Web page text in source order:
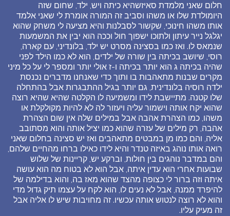
חלום שאני מלמדת סאיזשהיא כיתה ויש, ילד, שחום שזה
היומולדת שלו או משהו וסביב זה המורה אומרת לי שאני אלמד
אותו משהו חינוכי, שקשור לסבלנות והיא מציעה לי משחק שהוא
יגלגל נייר עיתון ולתוכו ישפוך חול וככה הוא יבין את המשמעות
שנמאס לו. ואז כמו בסצינה מסרט יש ילד, בלונדיני, עם קארה,
רוסי, שיושב בכיתה בין שורה של ילדים, הוא לא כמו הילד לפני
שהיה בכיתה ג הוא יותר בכיתה ו-ז אולי יותר ומספר לי על כל מיני
מקרים שבנות מתאהבות בו ותוך כדי שאנחנו מדברים נכנסת
ילדה רוסיה בלונדינית, גם יותר בגיל ההתבגרות אבל בהתחלה
שלו קטנה. מתיישבת לידו ומשמיעה לו הקלטה שהיא שהיא רוצה
שהוא יקח אותה וישמור עליה ויעזור לה לא להיות מקולקלת או
משהו, כמו הצהרת אהבה אבל במילים שלה אין שום הצהרת
אהבה, רק מילים של עזרה שהוא כמו יציל אותה והוא מסתובב
אליה, והם כמו מן במבטים מתאהבים ואז יש סצינה בחלום שאני
רואה אותו נוהג באיזה טנדר והיא לידו כאילו ברחו מהחיים שלהם,
והם במדבר נוהגים בין חולות, וברקע יש, קריינות של שלוש
שבועות אחרי הוא עדין איתה, אבל הוא לא בטוח מה הוא עושה
איתה וזה ברור לי כצופה מהצד שהוא מאז בה, והוא בדילמה של
להיפרד ממנה, אבל לא נעים לו, הוא לקח על עצמו תיק גדול מדי
והוא לא רוצה לנטוש אותה עכשיו. זה מחויבות שיש לו אליה אבל
זה מעיק עליו.